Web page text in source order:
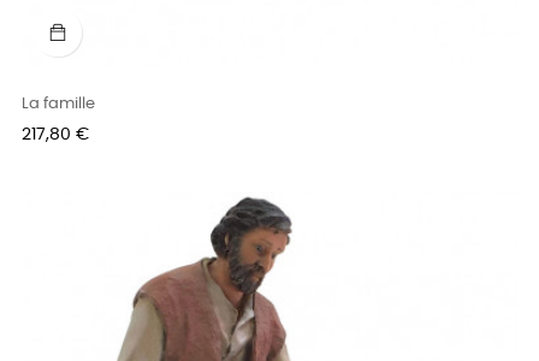
La famille
Prix
217,80 €